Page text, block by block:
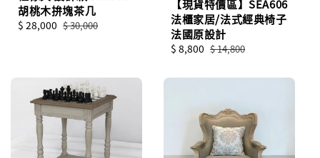
胡桃木拚塊茶几
Sale
$ 28,000 Regular
$ 30,000
【現貨特價區】SEA606
法櫃家居/法式經典椅子
法國原設計
Sale
$ 8,800 Regular
$ 14,800